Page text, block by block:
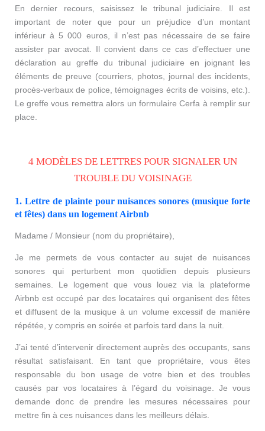
En dernier recours, saisissez le tribunal judiciaire. Il est
important de noter que pour un préjudice d’un montant
inférieur à 5 000 euros, il n’est pas nécessaire de se faire
assister par avocat. Il convient dans ce cas d’effectuer une
déclaration au greffe du tribunal judiciaire en joignant les
éléments de preuve (courriers, photos, journal des incidents,
procès-verbaux de police, témoignages écrits de voisins, etc.).
Le greffe vous remettra alors un formulaire Cerfa à remplir sur
place.
4 MODÈLES DE LETTRES POUR SIGNALER UN
TROUBLE DU VOISINAGE
1. Lettre de plainte pour nuisances sonores (musique forte
et fêtes) dans un logement Airbnb
Madame / Monsieur (nom du propriétaire),
Je me permets de vous contacter au sujet de nuisances
sonores qui perturbent mon quotidien depuis plusieurs
semaines. Le logement que vous louez via la plateforme
Airbnb est occupé par des locataires qui organisent des fêtes
et diffusent de la musique à un volume excessif de manière
répétée, y compris en soirée et parfois tard dans la nuit.
J’ai tenté d’intervenir directement auprès des occupants, sans
résultat satisfaisant. En tant que propriétaire, vous êtes
responsable du bon usage de votre bien et des troubles
causés par vos locataires à l’égard du voisinage. Je vous
demande donc de prendre les mesures nécessaires pour
mettre fin à ces nuisances dans les meilleurs délais.